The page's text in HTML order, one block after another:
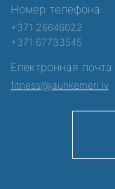
Номер телефона:
+371 26646022
+371 67733545
Електронная почта:
fitness@jaunkemeri.lv